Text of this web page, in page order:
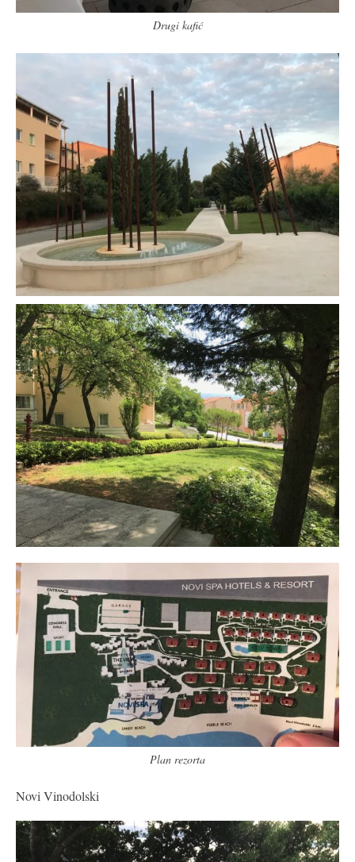
Drugi kafić
Plan rezorta
Novi Vinodolski